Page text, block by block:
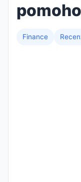
Finance